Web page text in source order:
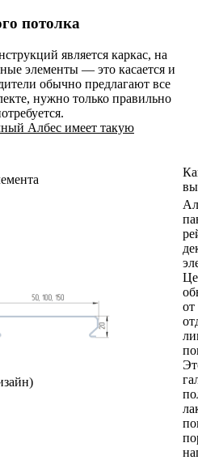
потолка
является каркас, на
элементы — это касается и
обычно предлагают все
нужно только правильно
Албес имеет такую
от